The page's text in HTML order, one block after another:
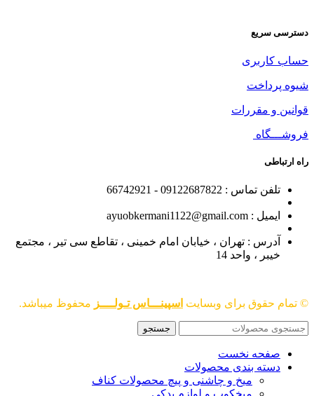
دسترسی سریع
حساب کاربری
شیوه پرداخت
قوانین و مقررات
فروشـــگاه
راه ارتباطی
تلفن تماس : 09122687822 - 66742921
ایمیل : ayuobkermani1122@gmail.com
آدرس : تهران ، خیابان امام خمینی ، تقاطع سی تیر ، مجتمع
خیبر ، واحد 14
© تمام حقوق برای وبسایت اسپینـــاس تـولــــز محفوظ میباشد.
جستجو
صفحه نخست
دسته بندی محصولات
میخ و چاشنی و پیچ محصولات کناف
میخکوب و لوازم یدکی